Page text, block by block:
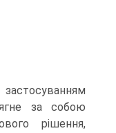
за собою
рішення,